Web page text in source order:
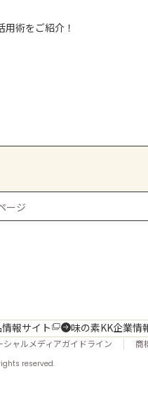
術をご紹介！
ージ
報サイト 味の素KK企業情
シャルメディアガイドライン 商
reserved.